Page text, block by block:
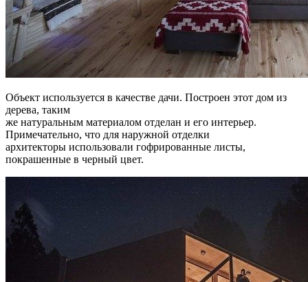
Объект используется в качестве дачи. Построен этот дом из
дерева, таким
же натуральным материалом отделан и его интерьер.
Примечательно, что для наружной отделки
архитекторы использовали гофрированные листы,
покрашенные в черный цвет.